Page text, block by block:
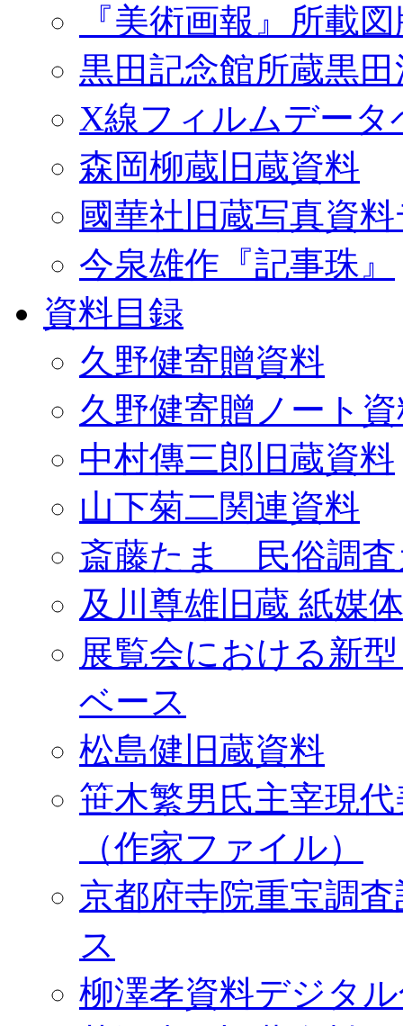
『美術画報』所載
黒田記念館所蔵黒
X線フィルムデータ
森岡柳蔵旧蔵資料
國華社旧蔵写真資
今泉雄作『記事珠』
資料目録
久野健寄贈資料
久野健寄贈ノート
中村傳三郎旧蔵資料
山下菊二関連資料
斎藤たま 民俗調査
及川尊雄旧蔵 紙媒
展覧会における新
ベース
松島健旧蔵資料
笹木繁男氏主宰現
（作家ファイル）
京都府寺院重宝調
ス
柳澤孝資料デジタ